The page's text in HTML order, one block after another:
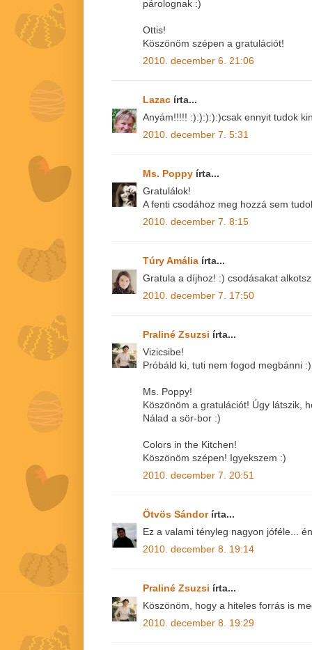
párolognak :)
Ottis!
Köszönöm szépen a gratulációt!
2010. december 6. 21:06
Lazac írta...
Anyám!!!!! :):):):):)csak ennyit tudok
2010. december 7. 5:31
Ms. Poppy írta...
Gratulálok!
A fenti csodához meg hozzá sem
2010. december 7. 8:15
Túry Amália írta...
Gratula a díjhoz! :) csodásakat
2010. december 7. 17:50
Praliné Zsuzsi írta...
Vizicsibe!
Próbáld ki, tuti nem fogod megbánni :)
Ms. Poppy!
Köszönöm a gratulációt! Úgy látszik,
Nálad a sör-bor :)
Colors in the Kitchen!
Köszönöm szépen! Igyekszem :)
2010. december 7. 20:51
Ötvös Sándor írta...
Ez a valami tényleg nagyon jóféle...
2010. december 8. 19:14
Praliné Zsuzsi írta...
Köszönöm, hogy a hiteles forrás is
2010. december 8. 19:29